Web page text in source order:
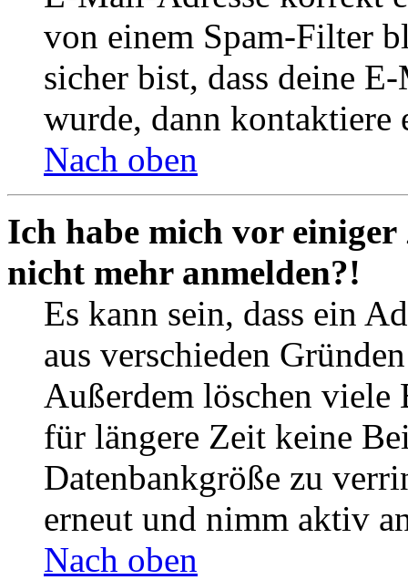
von einem Spam-Filter
sicher bist, dass deine
wurde, dann kontaktiere
Nach oben
Ich habe mich vor
nicht mehr anmelden?!
Es kann sein, dass ein
aus verschieden
Außerdem löschen viele
für längere Zeit keine
Datenbankgröße zu
erneut und nimm aktiv
Nach oben